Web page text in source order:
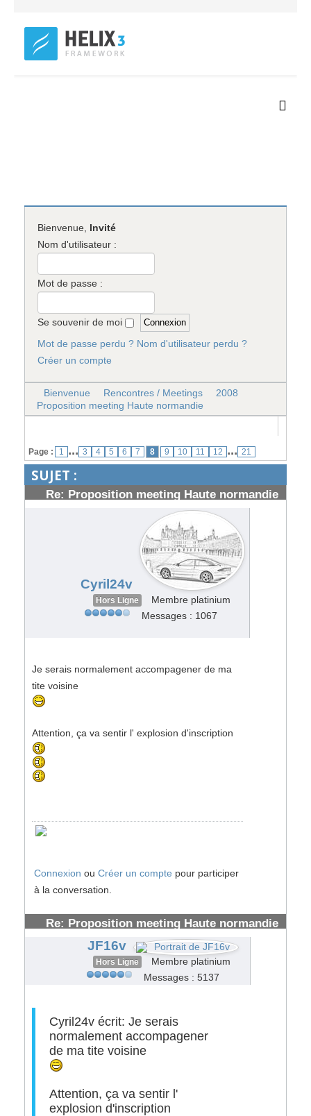
Bienvenue, Invité
Nom d'utilisateur :
Mot de passe :
Se souvenir de moi
Mot de passe perdu ? Nom d'utilisateur perdu ?
Créer un compte
Bienvenue Rencontres / Meetings
2008
Proposition meeting Haute normandie
Page : 1 ... 3 4 5 6 7 8 9 10 11 12 ... 21
SUJET :
Re: Proposition meeting Haute normandie
Cyril24v
Hors Ligne
Membre platinium
Messages : 1067
Je serais normalement accompagener de ma
tite voisine
Attention, ça va sentir l' explosion d'inscription
Connexion ou Créer un compte pour participer
à la conversation.
Re: Proposition meeting Haute normandie
JF16v
Hors Ligne
Membre platinium
Messages : 5137
Cyril24v écrit: Je serais
normalement accompagener
de ma tite voisine
Attention, ça va sentir l'
explosion d'inscription